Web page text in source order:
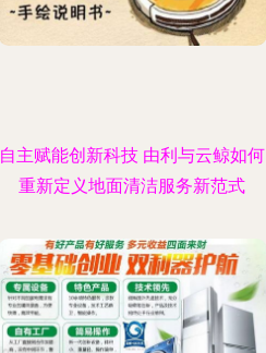
自主赋能创新科技 由利与云鲸如何
重新定义地面清洁服务新范式